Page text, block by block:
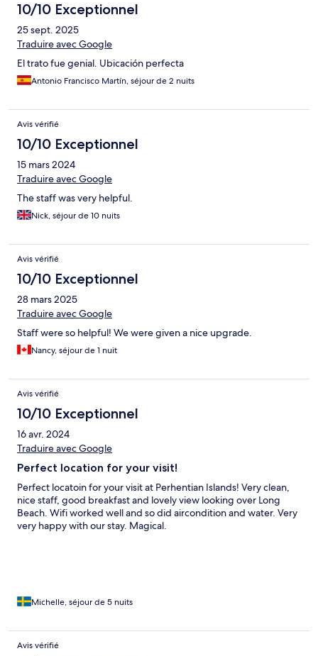
10/10 Exceptionnel
25 sept. 2025
Traduire avec Google
El trato fue genial. Ubicación perfecta
Antonio Francisco Martín, séjour de 2 nuits
Avis vérifié
10/10 Exceptionnel
15 mars 2024
Traduire avec Google
The staff was very helpful.
Nick, séjour de 10 nuits
Avis vérifié
10/10 Exceptionnel
28 mars 2025
Traduire avec Google
Staff were so helpful! We were given a nice upgrade.
Nancy, séjour de 1 nuit
Avis vérifié
10/10 Exceptionnel
16 avr. 2024
Traduire avec Google
Perfect location for your visit!
Perfect locatoin for your visit at Perhentian Islands! Very clean,
nice staff, good breakfast and lovely view looking over Long
Beach. Wifi worked well and so did aircondition and water. Very
very happy with our stay. Magical.
Michelle, séjour de 5 nuits
Avis vérifié